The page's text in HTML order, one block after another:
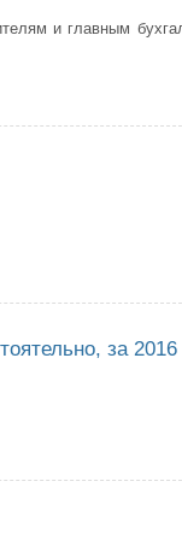
и главным
и заработной
за 2016